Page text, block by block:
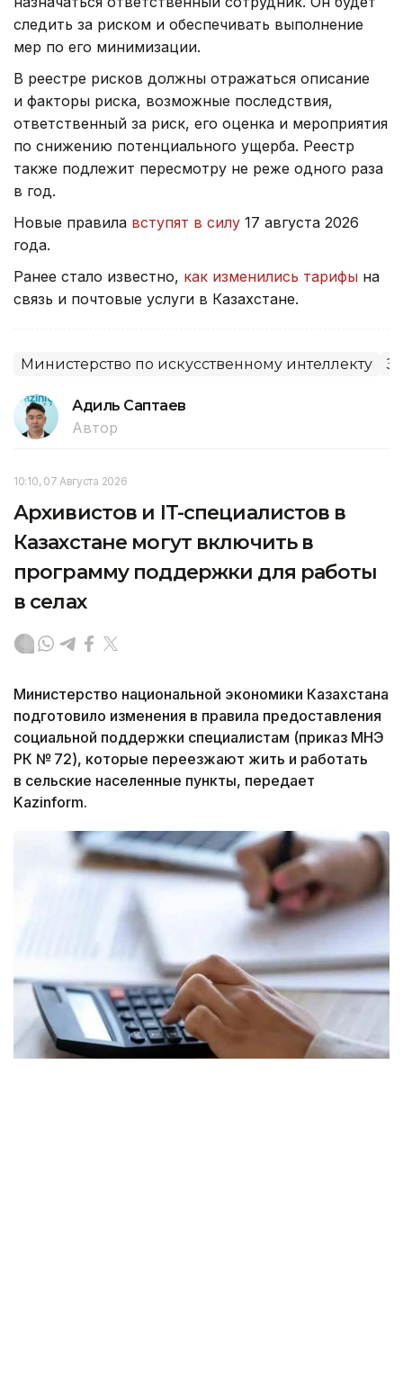
следить за риском и обеспечивать выполнение
мер по его минимизации.
В реестре рисков должны отражаться описание
и факторы риска, возможные последствия,
ответственный за риск, его оценка и мероприятия
по снижению потенциального ущерба. Реестр
также подлежит пересмотру не реже одного раза
в год.
Новые правила вступят в силу 17 августа 2026
года.
Ранее стало известно, как изменились тарифы на
связь и почтовые услуги в Казахстане.
Министерство по искусственному интеллекту
Адиль Саптаев
Автор
10:10, 07 Августа 2026
Архивистов и IT-специалистов в
Казахстане могут включить в
программу поддержки для работы
в селах
Министерство национальной экономики Казахстана
подготовило изменения в правила предоставления
социальной поддержки специалистам (приказ МНЭ
РК № 72), которые переезжают жить и работать
в сельские населенные пункты, передает
Kazinform.